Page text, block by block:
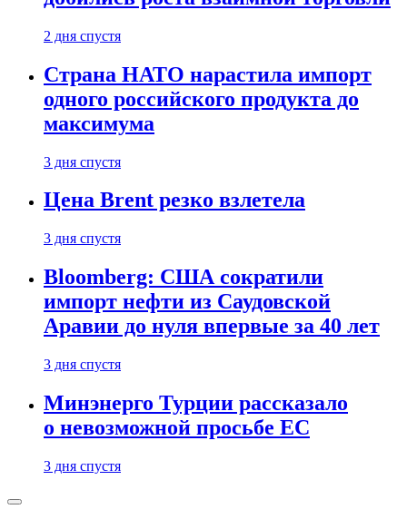
2 дня спустя
Страна НАТО нарастила импорт
одного российского продукта до
максимума
3 дня спустя
Цена Brent резко взлетела
3 дня спустя
Bloomberg: США сократили
импорт нефти из Саудовской
Аравии до нуля впервые за 40 лет
3 дня спустя
Минэнерго Турции рассказало
о невозможной просьбе ЕС
3 дня спустя